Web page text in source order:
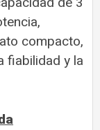
compacto,
fiabilidad y la